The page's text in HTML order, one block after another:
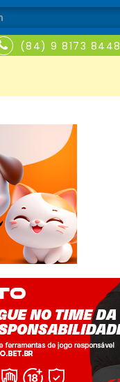
(84) 9 8173 8448